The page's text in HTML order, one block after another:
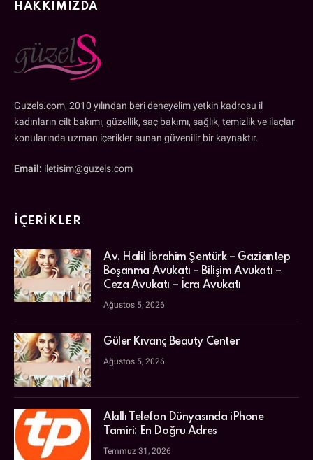
HAKKIMIZDA
Guzels.com, 2010 yılından beri deneyelim yetkin kadrosu il
kadınların cilt bakımı, güzellik, saç bakımı, sağlık, temizlik ve ilaçlar
konularında uzman içerikler sunan güvenilir bir kaynaktır.
Email: iletisim@guzels.com
İÇERIKLER
Av. Halil İbrahim Şentürk – Gaziantep
Boşanma Avukatı – Bilişim Avukatı –
Ceza Avukatı – İcra Avukatı
Ağustos 5, 2026
Güler Kıvanç Beauty Center
Ağustos 5, 2026
Akıllı Telefon Dünyasında iPhone
Tamiri: En Doğru Adres
Temmuz 31, 2026